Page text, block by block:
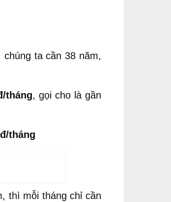
ta cần 38 năm,
tháng, gọi cho là gần
tháng
thì mỗi tháng chỉ cần